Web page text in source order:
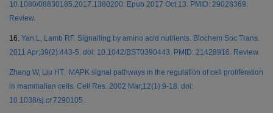
10.1080/08830185.2017.1380200. Epub 2017 Oct 13. PMID: 29028369.
Review.
16. Yan L, Lamb RF. Signalling by amino acid nutrients. Biochem Soc Trans.
2011 Apr;39(2):443-5. doi: 10.1042/BST0390443. PMID: 21428916. Review.
Zhang W, Liu HT. MAPK signal pathways in the regulation of cell proliferation
in mammalian cells. Cell Res. 2002 Mar;12(1):9-18. doi:
10.1038/sj.cr.7290105.